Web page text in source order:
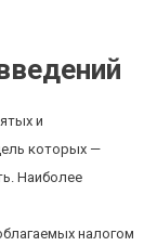
и
которых —
Наиболее
налогом